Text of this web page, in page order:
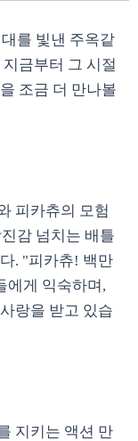
를 빛낸 주옥같
금부터 그 시절
조금 더 만나볼
피카츄의 모험
감 넘치는 배틀
. "피카츄! 백만
에게 익숙하며,
랑을 받고 있습
지키는 액션 만